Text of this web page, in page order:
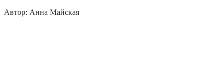
Автор: Анна Майская